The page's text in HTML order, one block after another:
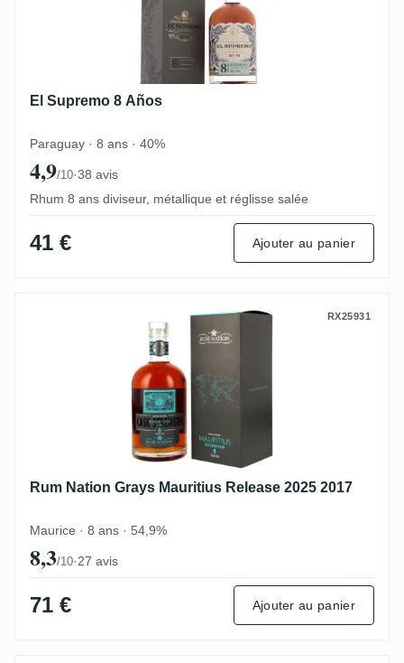
El Supremo 8 Años
Paraguay · 8 ans · 40%
4,9/10·38 avis
Rhum 8 ans diviseur, métallique et réglisse salée
41 € Ajouter au panier
Rum Nation Grays Mauritius Release
RX25931
Rum Nation Grays Mauritius Release 2025 2017
Maurice · 8 ans · 54,9%
8,3/10·27 avis
71 € Ajouter au panier